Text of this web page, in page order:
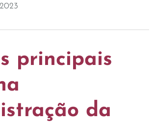
principais
da